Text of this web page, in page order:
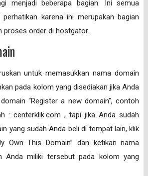
menjadi beberapa bagian. Ini semua
karena ini merupakan bagian
proses order di hostgator.
untuk memasukkan nama domain
pada kolom yang disediakan jika Anda
“Register a new domain”, contoh
: centerklik.com , tapi jika Anda sudah
yang sudah Anda beli di tempat lain, klik
Own This Domain” dan ketikan nama
Anda miliki tersebut pada kolom yang